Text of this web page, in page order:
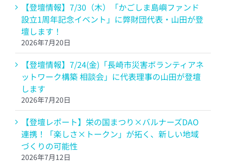
【登壇情報】7/30（木）「かごしま島嶼ファンド
設立1周年記念イベント」に弊財団代表・山田が登
壇します！
2026年7月20日
【登壇情報】7/24(金)「長崎市災害ボランティアネ
ットワーク構築 相談会」に代表理事の山田が登壇
します
2026年7月20日
【登壇レポート】栄の国まつり×バルナーズDAO
連携！「楽しさ×トークン」が拓く、新しい地域
づくりの可能性
2026年7月12日